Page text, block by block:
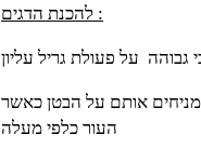
להכנת הדגים :
אותם על הבטן כאשר
העור כלפי מעלה